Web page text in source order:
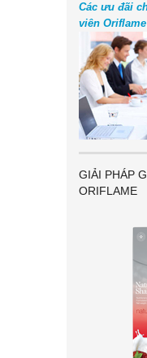
Các ưu đãi
viên Oriflame
GIẢI PHÁP
ORIFLAME